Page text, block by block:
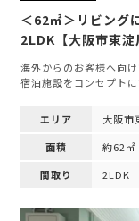
＜62㎡＞リビング
2LDK【大阪市東淀
海外からのお客様へ向
宿泊施設をコンセプト
エリア
大阪市
面積
約62㎡
間取り
2LDK